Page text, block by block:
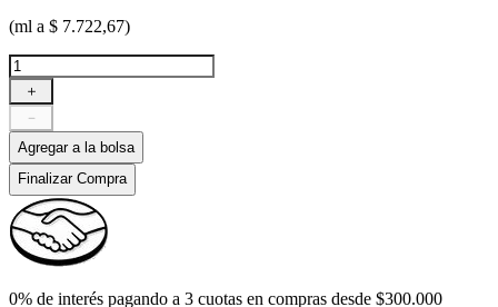
(ml a $ 7.722,67)
＋
－
Agregar a la bolsa
Finalizar Compra
0% de interés pagando a 3 cuotas en compras desde $300.000